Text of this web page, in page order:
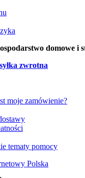
domowe i
zwrotna
moje zamówienie?
tematy pomocy